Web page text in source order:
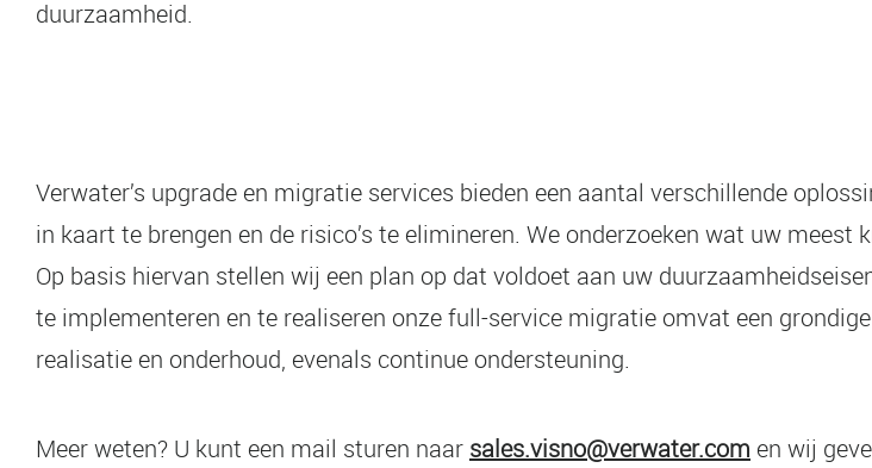
duurzaamheid.
Verwater’s upgrade en migratie services bieden een aantal verschillende
in kaart te brengen en de risico’s te elimineren. We onderzoeken wat uw
Op basis hiervan stellen wij een plan op dat voldoet aan uw
te implementeren en te realiseren onze full-service migratie omvat een
realisatie en onderhoud, evenals continue ondersteuning.
Meer weten? U kunt een mail sturen naar sales.visno@verwater.com en wij